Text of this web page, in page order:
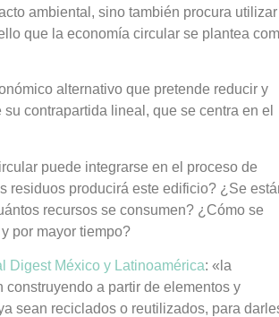
ambiental, sino también procura utilizar
que la economía circular se plantea
alternativo que pretende reducir y
contrapartida lineal, que se centra en el
puede integrarse en el proceso de
residuos producirá este edificio? ¿Se
recursos se consumen? ¿Cómo se
por mayor tiempo?
Digest México y Latinoamérica: «la
a partir de elementos y
sean reciclados o reutilizados, para